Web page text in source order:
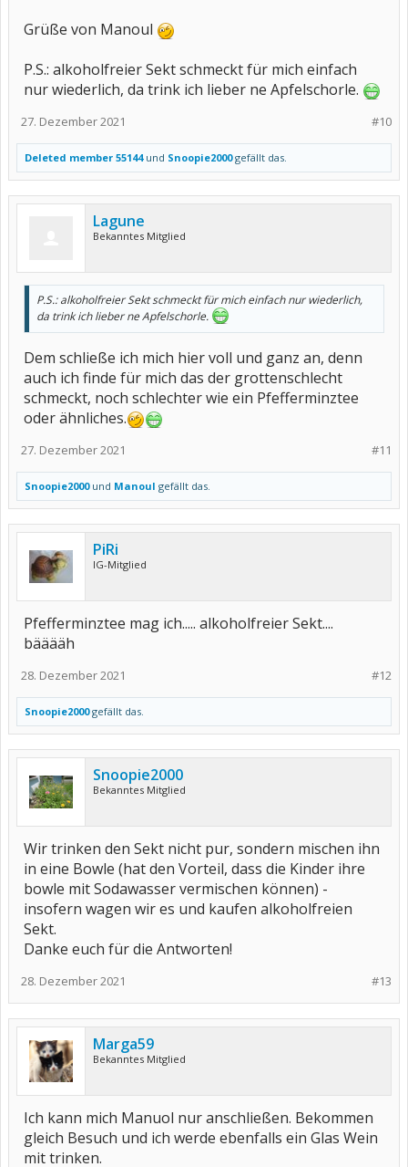
Grüße von Manoul
P.S.: alkoholfreier Sekt schmeckt für mich einfach
nur wiederlich, da trink ich lieber ne Apfelschorle.
#10
27. Dezember 2021
Deleted member 55144und Snoopie2000gefällt das.
Lagune
Bekanntes Mitglied
P.S.: alkoholfreier Sekt schmeckt für mich einfach nur wiederlich,
da trink ich lieber ne Apfelschorle.
Dem schließe ich mich hier voll und ganz an, denn
auch ich finde für mich das der grottenschlecht
schmeckt, noch schlechter wie ein Pfefferminztee
oder ähnliches.
#11
27. Dezember 2021
Snoopie2000und Manoul gefällt das.
PiRi
IG-Mitglied
Pfefferminztee mag ich..... alkoholfreier Sekt....
bääääh
#12
28. Dezember 2021
Snoopie2000gefällt das.
Snoopie2000
Bekanntes Mitglied
Wir trinken den Sekt nicht pur, sondern mischen ihn
in eine Bowle (hat den Vorteil, dass die Kinder ihre
bowle mit Sodawasser vermischen können) -
insofern wagen wir es und kaufen alkoholfreien
Sekt.
Danke euch für die Antworten!
#13
28. Dezember 2021
Marga59
Bekanntes Mitglied
Ich kann mich Manuol nur anschließen. Bekommen
gleich Besuch und ich werde ebenfalls ein Glas Wein
mit trinken.